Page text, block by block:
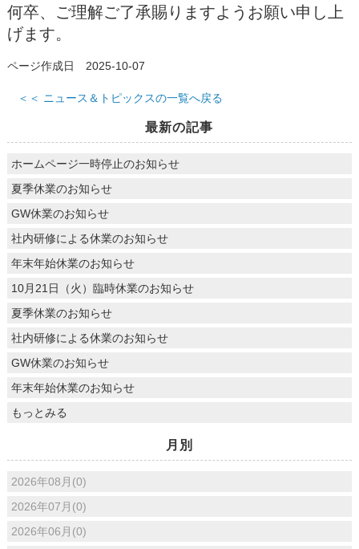
何卒、ご理解ご了承賜りますようお願い申し上
げます。
ページ作成日 2025-10-07
＜＜ ニュース＆トピックスの一覧へ戻る
最新の記事
ホームページ一時停止のお知らせ
夏季休業のお知らせ
GW休業のお知らせ
社内研修による休業のお知らせ
年末年始休業のお知らせ
10月21日（火）臨時休業のお知らせ
夏季休業のお知らせ
社内研修による休業のお知らせ
GW休業のお知らせ
年末年始休業のお知らせ
もっとみる
月別
2026年08月(0)
2026年07月(0)
2026年06月(0)